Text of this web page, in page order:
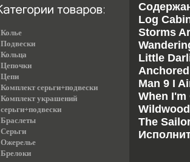
Log
Storms
Little
Man 9 I
When I'm
The
Колье
Подвески
Кольца
Цепочки
Цепи
Комплект серьги+подвески
Комплект украшений
серьги+подвески
Браслеты
Серьги
Ожерелье
Брелоки